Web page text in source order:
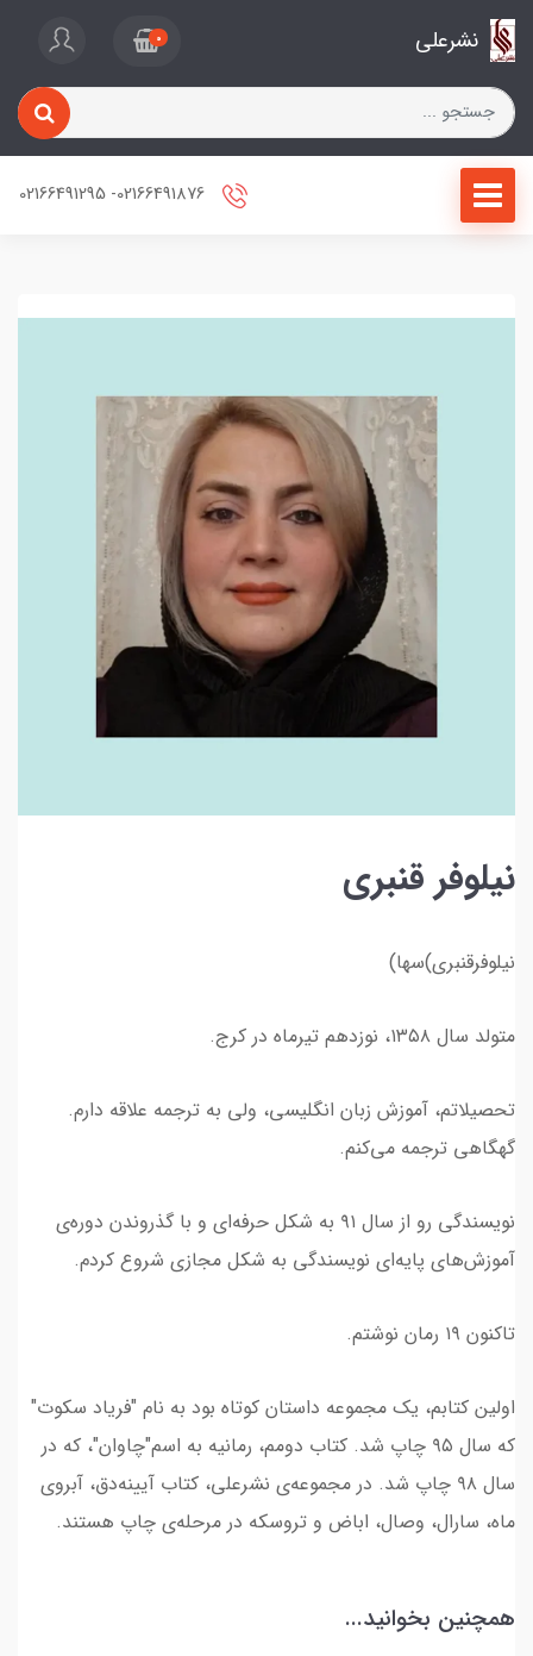
نشرعلی 0
نیلوفر قنبری
نیلوفرقنبری)سها)
متولد سال ۱۳۵۸، نوزدهم تیرماه در کرج.
تحصیلاتم، آموزش زبان انگلیسی، ولی به ترجمه علاقه دارم.
گهگاهی ترجمه می‌کنم.
نویسندگی رو از سال ۹۱ به شکل حرفه‌ای و با گذروندن دوره‌ی
آموزش‌های پایه‌ای نویسندگی به شکل مجازی شروع کردم.
تاکنون ۱۹ رمان نوشتم.
اولین کتابم، یک مجموعه داستان کوتاه بود به نام "فریاد سکوت"
که سال ۹۵ چاپ شد. کتاب دومم، رمانیه به اسم"چاوان"، که در
سال ۹۸ چاپ شد. در مجموعه‌ی نشرعلی، کتاب‌ آیینه‌دق، آبروی
ماه، سارال، وصال، اباض و تروسکه در مرحله‌ی چاپ هستند.
همچنین بخوانید...